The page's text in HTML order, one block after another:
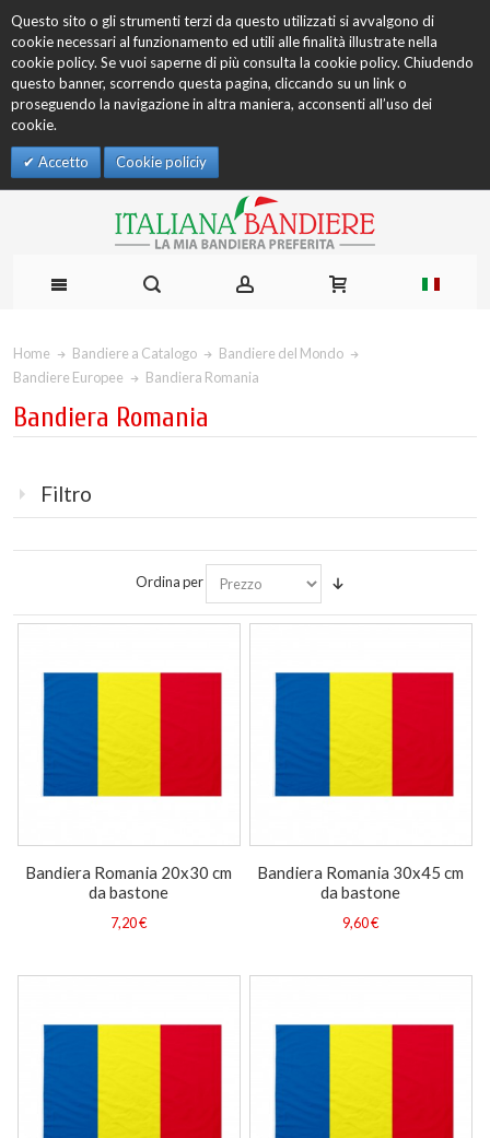
Questo sito o gli strumenti terzi da questo utilizzati si avvalgono di
cookie necessari al funzionamento ed utili alle finalità illustrate nella
cookie policy. Se vuoi saperne di più consulta la cookie policy. Chiudendo
questo banner, scorrendo questa pagina, cliccando su un link o
proseguendo la navigazione in altra maniera, acconsenti all’uso dei
cookie.
Accetto Cookie policiy
Home Bandiere a Catalogo
Bandiere del Mondo
Bandiere Europee
Bandiera Romania
Bandiera Romania
Filtro
Ordina per
Bandiera Romania 20x30 cm
da bastone
7,20 €
Bandiera Romania 30x45 cm
da bastone
9,60 €